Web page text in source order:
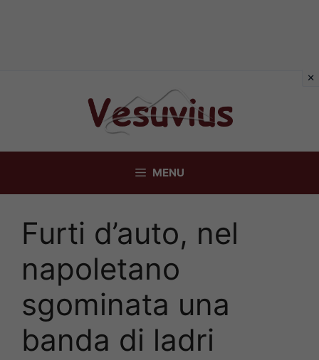
MENU
Furti d’auto, nel
napoletano
sgominata una
banda di ladri